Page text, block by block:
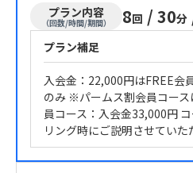
プラン内容
（回数/時間/期間） 8回 / 30分
プラン補足
入会金：22,000円はFREE会
のみ ※パームス割会員コー
員コース：入会金33,000円
リング時にご説明させていた